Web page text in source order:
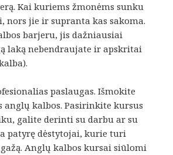
Kai kuriems žmonėms sunku
nors jie ir supranta kas sakoma.
barjeru, jis dažniausiai
laką nebendraujate ir apskritai
paslaugas. Išmokite
anglų kalbos. Pasirinkite kursus
galite derinti su darbu ar su
patyrę dėstytojai, kurie turi
Anglų kalbos kursai siūlomi